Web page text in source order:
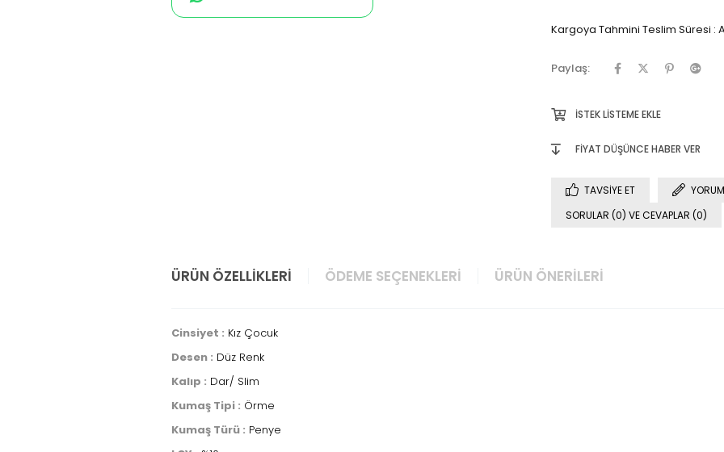
Kargoya Tahmini Teslim Süresi :
Paylaş:
İSTEK LISTEME EKLE
FIYAT DÜŞÜNCE HABER VER
TAVSIYE ET
SORULAR (0) VE CEVAPLAR (0)
ÜRÜN ÖZELLIKLERI ÖDEME SEÇENEKLERI ÜRÜN ÖNERILERI
Cinsiyet : Kız Çocuk
Desen : Düz Renk
Kalıp : Dar/ Slim
Kumaş Tipi : Örme
Kumaş Türü : Penye